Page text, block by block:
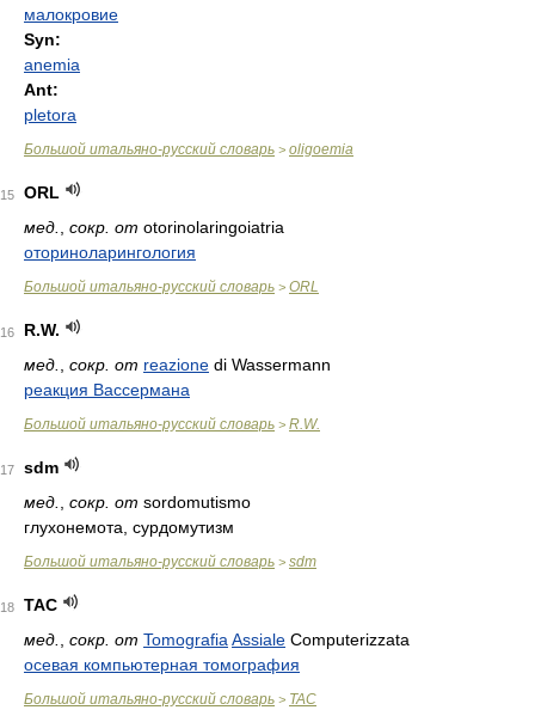
малокровие
Syn:
anemia
Ant:
pletora
Большой итальяно-русский словарь > oligoemia
15
ORL
мед.
сокр. от otorinolaringoiatria
оториноларингология
Большой итальяно-русский словарь > ORL
16
R.W.
мед.
сокр. от reazione di Wassermann
реакция Вассермана
Большой итальяно-русский словарь > R.W.
17
sdm
мед.
сокр. от sordomutismo
глухонемота, сурдомутизм
Большой итальяно-русский словарь > sdm
18
TAC
мед.
сокр. от Tomografia Assiale Computerizzata
осевая компьютерная томография
Большой итальяно-русский словарь > TAC